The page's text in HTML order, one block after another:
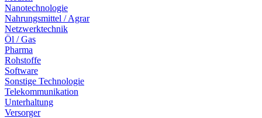
Nanotechnologie
Nahrungsmittel / Agrar
Netzwerktechnik
Öl / Gas
Pharma
Rohstoffe
Software
Sonstige Technologie
Telekommunikation
Unterhaltung
Versorger